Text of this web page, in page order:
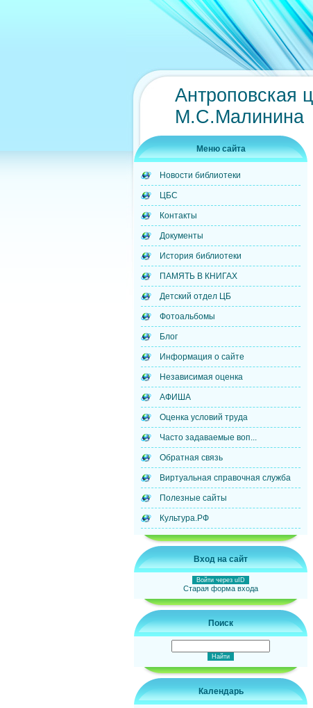
Антроповская
М.С.Малинина
Меню сайта
Новости библиотеки
ЦБС
Контакты
Документы
История библиотеки
ПАМЯТЬ В КНИГАХ
Детский отдел ЦБ
Фотоальбомы
Блог
Информация о сайте
Независимая оценка
АФИША
Оценка условий труда
Часто задаваемые воп...
Обратная связь
Виртуальная справочная служба
Полезные сайты
Культура.РФ
Вход на сайт
Войти через uID
Старая форма входа
Поиск
Календарь